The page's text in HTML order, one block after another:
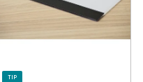
TIP